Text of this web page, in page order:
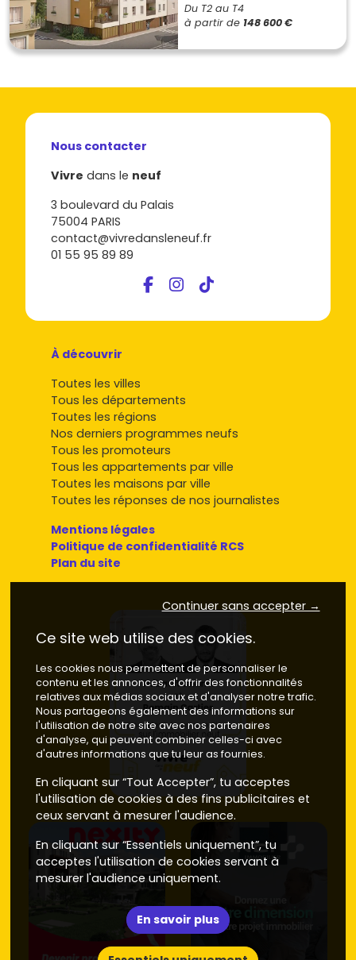
Du T2 au T4
à partir de 148 600 €
Nous contacter
Vivre dans le neuf
3 boulevard du Palais
75004 PARIS
contact@vivredansleneuf.fr
01 55 95 89 89
À découvrir
Toutes les villes
Tous les départements
Toutes les régions
Nos derniers programmes neufs
Tous les promoteurs
Tous les appartements par ville
Toutes les maisons par ville
Toutes les réponses de nos journalistes
Mentions légales
Politique de confidentialité RCS
Plan du site
Continuer sans accepter →
Ce site web utilise des cookies.
Les cookies nous permettent de personnaliser le
contenu et les annonces, d'offrir des fonctionnalités
relatives aux médias sociaux et d'analyser notre trafic.
Nous partageons également des informations sur
l'utilisation de notre site avec nos partenaires
d'analyse, qui peuvent combiner celles-ci avec
d'autres informations que tu leur as fournies.
En cliquant sur “Tout Accepter”, tu acceptes
l'utilisation de cookies à des fins publicitaires et
ceux servant à mesurer l'audience.
En cliquant sur “Essentiels uniquement”, tu
acceptes l'utilisation de cookies servant à
mesurer l'audience uniquement.
En savoir plus